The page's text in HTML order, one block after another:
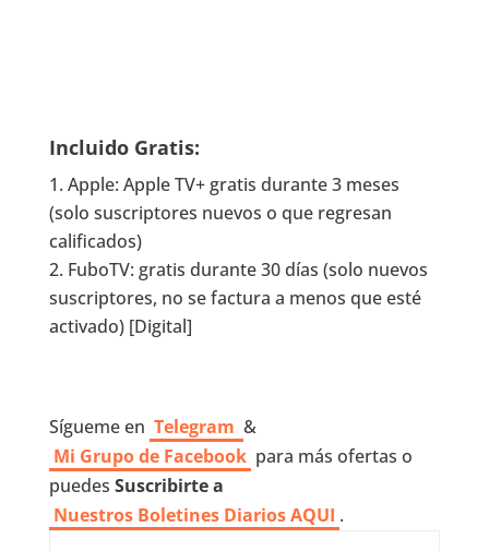
Incluido Gratis:
Apple: Apple TV+ gratis durante 3 meses
(solo suscriptores nuevos o que regresan
calificados)
FuboTV: gratis durante 30 días (solo nuevos
suscriptores, no se factura a menos que esté
activado) [Digital]
Sígueme en Telegram &
Mi Grupo de Facebook para más ofertas o
puedes Suscribirte a
Nuestros Boletines Diarios AQUI .